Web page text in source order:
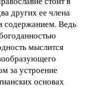
других ее члена
содержанием. Ведь
мыслится
за устроение
основах